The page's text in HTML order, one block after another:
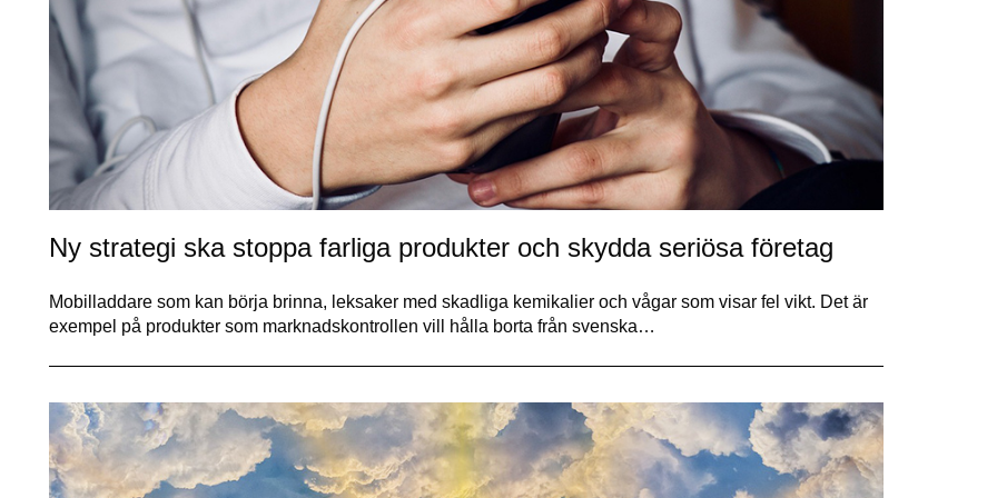
Ny strategi ska stoppa farliga produkter och skydda seriösa företag
Mobilladdare som kan börja brinna, leksaker med skadliga kemikalier och vågar som visar fel vikt. Det är
exempel på produkter som marknadskontrollen vill hålla borta från svenska…